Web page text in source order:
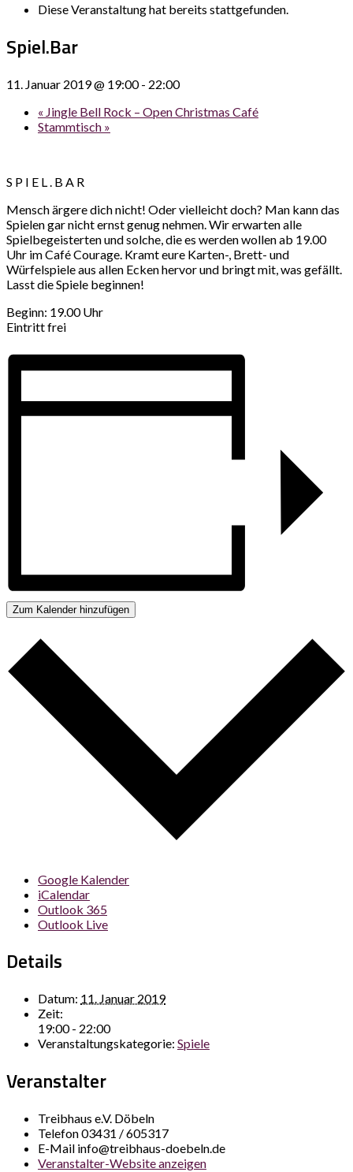
Diese Veranstaltung hat bereits stattgefunden.
Spiel.Bar
11. Januar 2019 @ 19:00- 22:00
« Jingle Bell Rock – Open Christmas Café
Stammtisch »
S P I E L . B A R
Mensch ärgere dich nicht! Oder vielleicht doch? Man kann das
Spielen gar nicht ernst genug nehmen. Wir erwarten alle
Spielbegeisterten und solche, die es werden wollen ab 19.00
Uhr im Café Courage. Kramt eure Karten-, Brett- und
Würfelspiele aus allen Ecken hervor und bringt mit, was gefällt.
Lasst die Spiele beginnen!
Beginn: 19.00 Uhr
Eintritt frei
Zum Kalender hinzufügen
Google Kalender
iCalendar
Outlook 365
Outlook Live
Details
Datum: 11. Januar 2019
Zeit:
19:00 - 22:00
Veranstaltungskategorie: Spiele
Veranstalter
Treibhaus e.V. Döbeln
Telefon03431 / 605317
E-Mail info@treibhaus-doebeln.de
Veranstalter-Website anzeigen